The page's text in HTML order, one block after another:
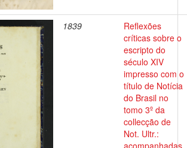
1839
Reflexões
críticas sobre o
escripto do
século XIV
impresso com o
título de Notícia
do Brasil no
tomo 3º da
collecção de
Not. Ultr.:
acompanhadas